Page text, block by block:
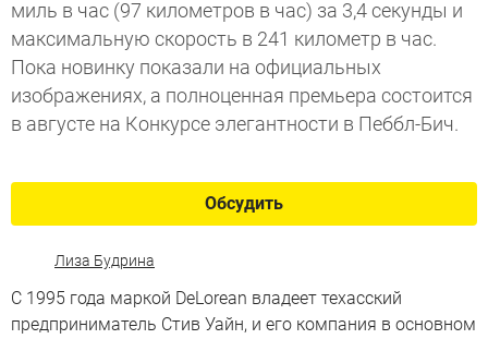
миль в час (97 километров в час) за 3,4 секунды и
максимальную скорость в 241 километр в час.
Пока новинку показали на официальных
изображениях, а полноценная премьера состоится
в августе на Конкурсе элегантности в Пеббл-Бич.
Обсудить
Лиза Будрина
С 1995 года маркой DeLorean владеет техасский
предприниматель Стив Уайн, и его компания в основном